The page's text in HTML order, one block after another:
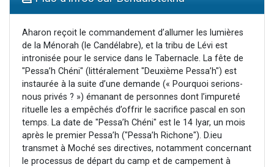
2 personnes viennent de faire un don pour Reloger Rivka, 6 enfants, victime de violences...
Il reste 49 places pour étudier en groupe sur Zoom
2 personnes viennent de nous rejoindre sur WhatsApp
Aharon reçoit le commandement d’allumer les lumières
de la Ménorah (le Candélabre), et la tribu de Lévi est
intronisée pour le service dans le Tabernacle. La fête de
"Pessa’h Chéni" (littéralement "Deuxième Pessa’h") est
instaurée à la suite d’une demande (« Pourquoi serions-
nous privés ? ») émanant de personnes dont l’impureté
rituelle les a empêchés d’offrir le sacrifice pascal en son
temps. La date de "Pessa’h Chéni" est le 14 Iyar, un mois
après le premier Pessa’h ("Pessa’h Richone"). D.ieu
transmet à Moché ses directives, notamment concernant
le processus de départ du camp et de campement à